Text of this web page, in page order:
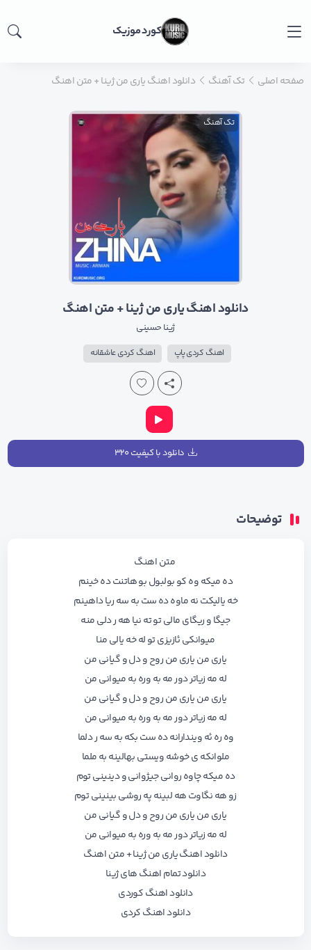
کورد موزیک
صفحه اصلی تک آهنگ دانلود اهنگ یاری من ژینا + متن اهنگ
تک آهنگ
دانلود اهنگ یاری من ژینا + متن اهنگ
ژینا حسینی
اهنگ کردی پاپ اهنگ کردی عاشقانه
دانلود با کیفیت ۳۲۰
توضیحات
متن اهنگ
ده میکه وه کو بولبول بو هاتنت ده خینم
خه یالیکت نه ماوه ده ست به سه ریا داهینم
جیگا و ریگای مالی تو ته نیا هه ر دلی منه
میوانکی ئازیزی تو له خه یالی منا
یاری من یاری من روح و دل و گیانی من
له مه زیاتر دور مه به وره به میوانی من
یاری من یاری من روح و دل و گیانی من
له مه زیاتر دور مه به وره به میوانی من
وه ره ئه ویندارانه ده ست بکه به سه ر دلما
ملوانکه ی خوشه ویستی بهالینه به ملما
ده میکه چاوه روانی جیژوانی و دینینی توم
زو هه نگاوت هه لبینه په روشی بینینی توم
یاری من یاری من روح و دل و گیانی من
له مه زیاتر دور مه به وره به میوانی من
دانلود اهنگ یاری من ژینا + متن اهنگ
دانلود تمام اهنگ های ژینا
دانلود اهنگ کوردی
دانلود اهنگ کردی